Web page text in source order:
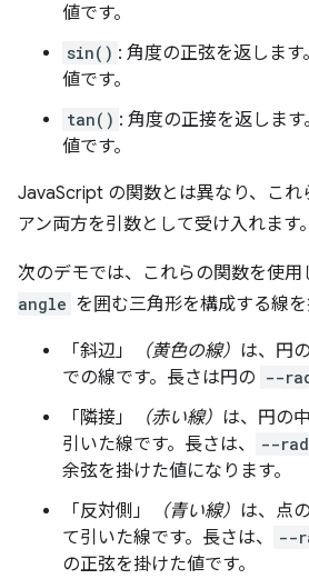
値です。
sin() : 角度の正弦を返します
値です。
tan() : 角度の正接を返します
値です。
JavaScript の関数とは異なり、こ
アン両方を引数として受け入れます。
次のデモでは、これらの関数を使用
angle を囲む三角形を構成する線を
「斜辺」 （黄色の線） は、円
での線です。長さは円の --
「隣接」
（赤い線） は、円の
引いた線です。長さは、
--
余弦を掛けた値になります。
「反対側」
（青い線） は、点
て引いた線です。長さは、
--
の正弦を掛けた値です。